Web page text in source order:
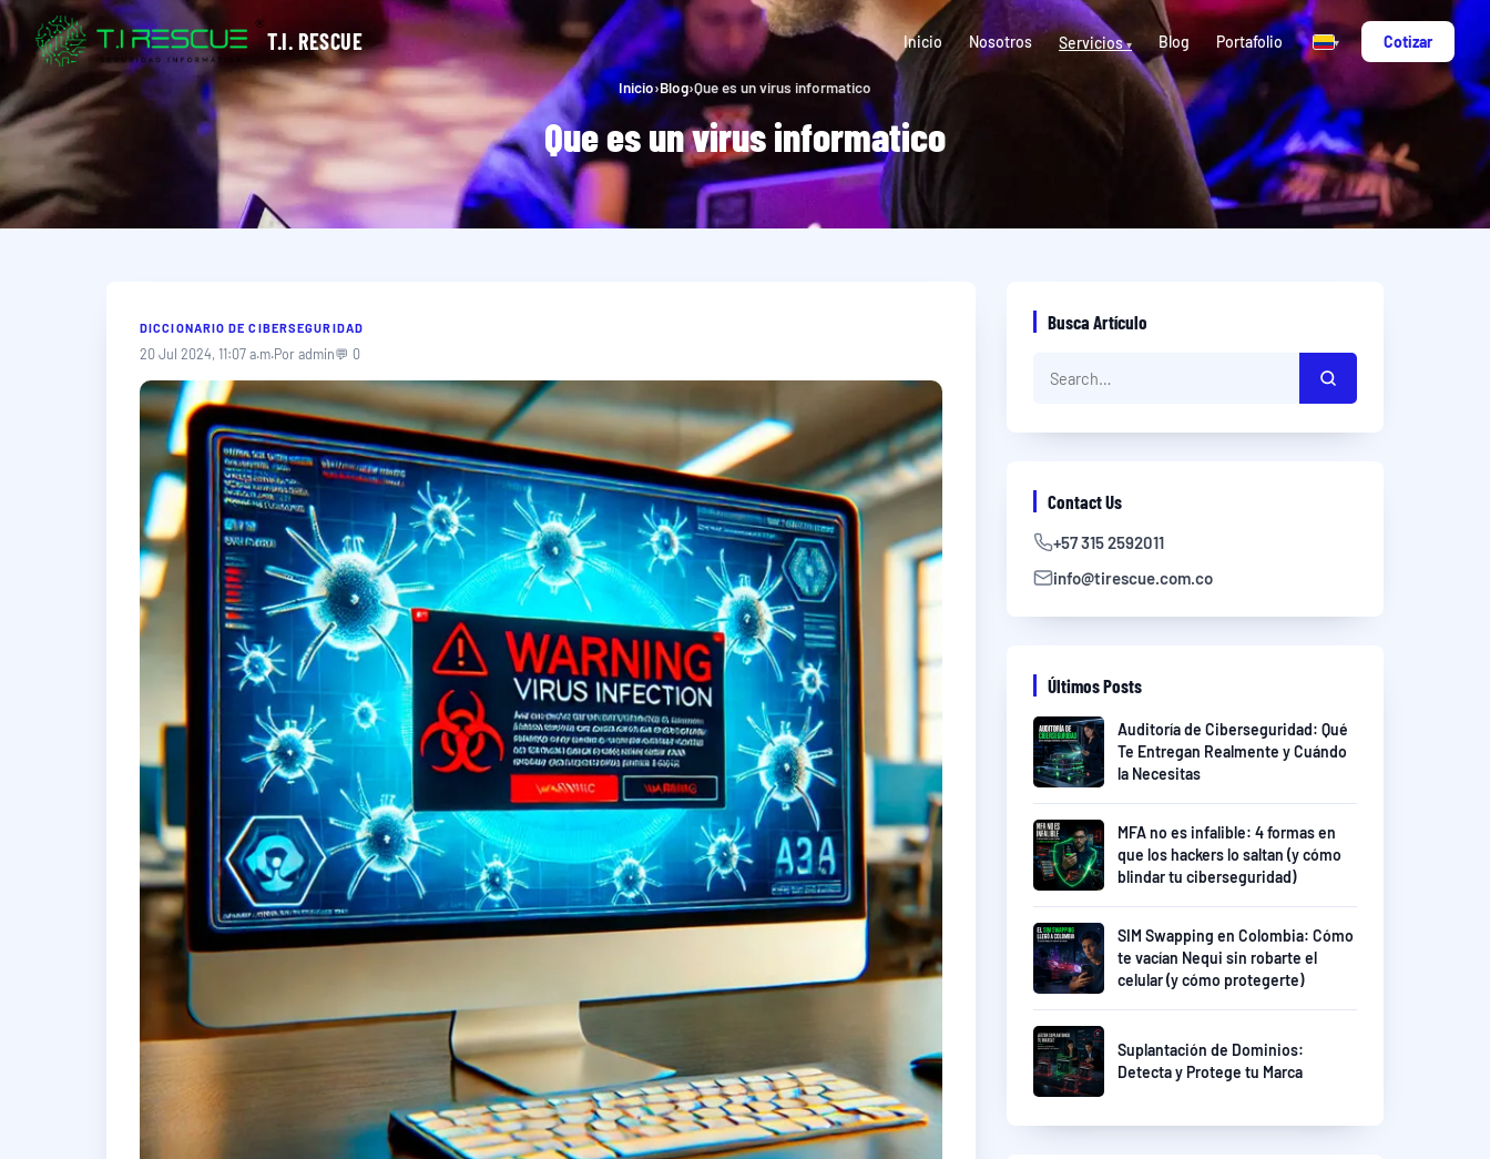
T.I. RESCUE Inicio Nosotros Servicios▾ Blog Portafolio ▾ Cotizar
Inicio›Blog›Que es un virus informatico
Que es un virus informatico
DICCIONARIO DE CIBERSEGURIDAD
20 Jul 2024, 11:07 a.m.Por admin💬 0
Busca Artículo
Contact Us
+57 315 2592011
info@tirescue.com.co
Últimos Posts
Auditoría de Ciberseguridad: Qué
Te Entregan Realmente y Cuándo
la Necesitas
MFA no es infalible: 4 formas en
que los hackers lo saltan (y cómo
blindar tu ciberseguridad)
SIM Swapping en Colombia: Cómo
te vacían Nequi sin robarte el
celular (y cómo protegerte)
Suplantación de Dominios:
Detecta y Protege tu Marca